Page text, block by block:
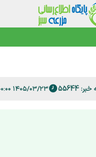
55644 ۱۴۰۵/۰۳/۲۳ ۱۹:۰۰:۰۰